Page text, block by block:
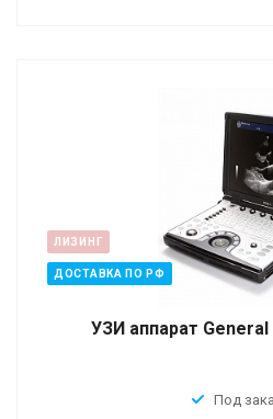
ЛИЗИНГ
ДОСТАВКА ПО РФ
УЗИ аппарат
Под